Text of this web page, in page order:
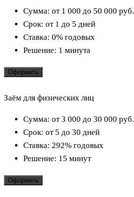
Сумма: от 1 000 до 50 000 руб.
Срок: от 1 до 5 дней
Ставка: 0% годовых
Решение: 1 минута
Оформить
Заём для физических лиц
Сумма: от 3 000 до 30 000 руб.
Срок: от 5 до 30 дней
Ставка: 292% годовых
Решение: 15 минут
Оформить